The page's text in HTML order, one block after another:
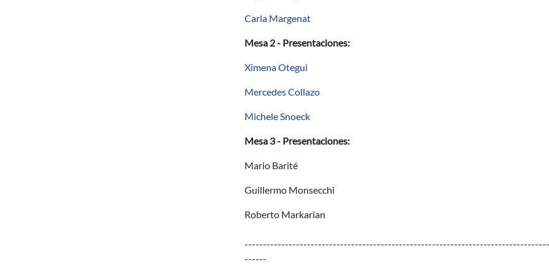
Carla Margenat
Mesa 2 - Presentaciones:
Ximena Otegui
Mercedes Collazo
Michele Snoeck
Mesa 3 - Presentaciones:
Mario Barité
Guillermo Monsecchi
Roberto Markarian
------